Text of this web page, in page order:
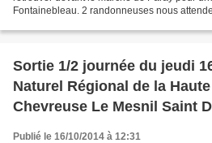
Fontainebleau. 2 randonneuses nous
Sortie 1/2 journée du jeudi 16
Naturel Régional de la
Chevreuse Le Mesnil Saint Denis et Le Vallon du
Pommeret
Publié le 16/10/2014 à 12:31